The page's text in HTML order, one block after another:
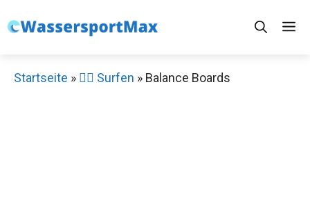
Inhalt
Startseite » 🏄‍♂️ Surfen » Balance Boards